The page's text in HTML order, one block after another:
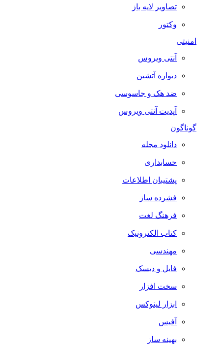
تصاویر لایه باز
وکتور
امنیتی
آنتی ویروس
دیواره آتشین
ضد هک و جاسوسی
آپدیت آنتی ویروس
گوناگون
دانلود مجله
حسابداری
پشتیبان اطلاعات
فشرده ساز
فرهنگ لغت
کتاب الکترونیک
مهندسی
فایل و دیسک
سخت افزار
ابزار لینوکس
آفیس
بهینه ساز